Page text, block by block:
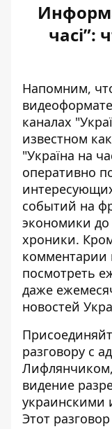
часі”:
Напомним,
каналах
известном
"Україна на
оперативно
событий на
экономики до
хроники.
комментарии
посмотреть
даже
новостей
разговору с
Лифлянчиком,
видение
украинскими
Этот